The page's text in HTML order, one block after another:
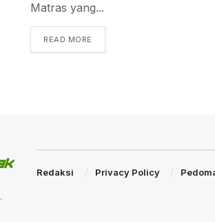
Matras yang...
READ MORE
.
Redaksi Privacy Policy